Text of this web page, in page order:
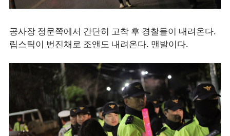
공사장 정문쪽에서 간단히 고착 후 경찰들이 내려온다.
립스틱이 번진채로 조앤도 내려온다. 맨발이다.